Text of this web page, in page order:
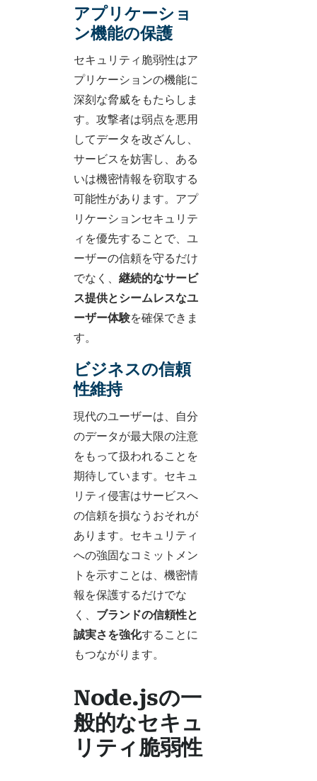
アプリケーショ
ン機能の保護
セキュリティ脆弱性はア
プリケーションの機能に
深刻な脅威をもたらしま
す。攻撃者は弱点を悪用
してデータを改ざんし、
サービスを妨害し、ある
いは機密情報を窃取する
可能性があります。アプ
リケーションセキュリテ
ィを優先することで、ユ
ーザーの信頼を守るだけ
でなく、 継続的なサービ
ス提供とシームレスなユ
ーザー体験を確保できま
す。
ビジネスの信頼
性維持
現代のユーザーは、自分
のデータが最大限の注意
をもって扱われることを
期待しています。セキュ
リティ侵害はサービスへ
の信頼を損なうおそれが
あります。セキュリティ
への強固なコミットメン
トを示すことは、機密情
報を保護するだけでな
く、 ブランドの信頼性と
誠実さを強化することに
もつながります。
Node.jsの一
般的なセキュ
リティ脆弱性